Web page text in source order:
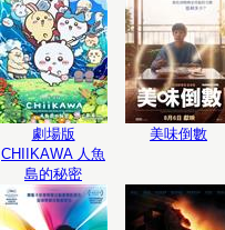
劇場版
CHIIKAWA 人魚
島的秘密
美味倒數